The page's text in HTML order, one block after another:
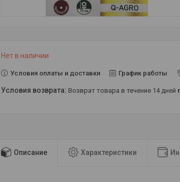
Нет в наличии
Условия оплаты и доставки График работы
возврат товара в течение 14 дней
Описание Характеристики